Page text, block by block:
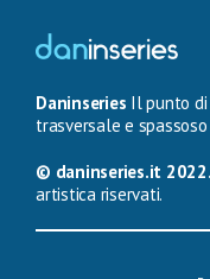
Daninseries Il punto di
trasversale e
© daninseries.it 2022.
artistica riservati.